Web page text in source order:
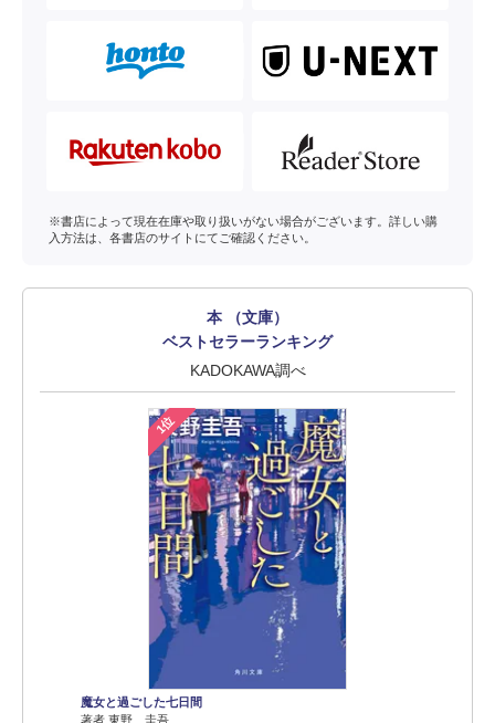
※書店によって現在在庫や取り扱いがない場合がございます。詳しい購
入方法は、各書店のサイトにてご確認ください。
本 （文庫）
ベストセラーランキング
KADOKAWA調べ
1位
魔女と過ごした七日間
著者 東野 圭吾